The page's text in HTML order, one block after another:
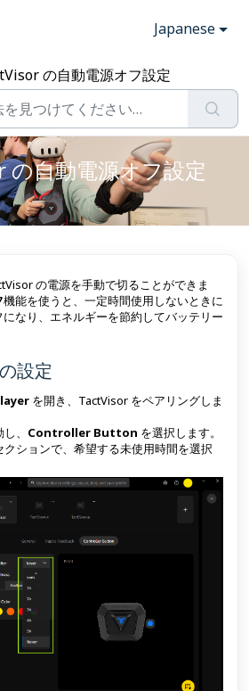
Japanese
の自動電源オフ設定
の自動電源オフ設定
の電源を手動で切ることができま
機能を使うと、一定時間使用しないときに
なり、エネルギーを節約してバッテリー
設定
を開き、TactVisor をペアリングしま
、 Controller Button を選択します。
クションで、希望する未使用時間を選択